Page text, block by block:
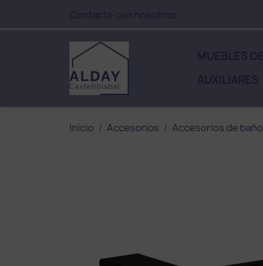
Inicio Accesorios Accesorios de baño